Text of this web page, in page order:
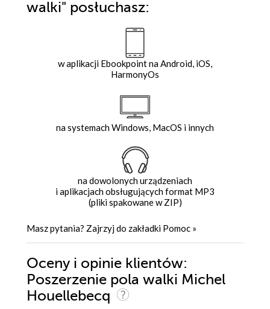
walki" posłuchasz:
w aplikacji Ebookpoint na Android, iOS,
HarmonyOs
na systemach Windows, MacOS i innych
na dowolonych urządzeniach
i aplikacjach obsługujących format MP3
(pliki spakowane w ZIP)
Masz pytania? Zajrzyj do zakładki Pomoc »
Oceny i opinie klientów:
Poszerzenie pola walki Michel
Houellebecq